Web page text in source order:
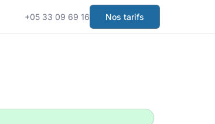
+05 33 09 69 16 Nos tarifs